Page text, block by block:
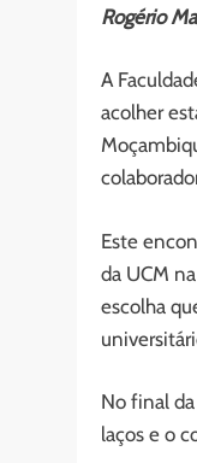
Rogério
A
acolher
Este
da UCM
escolha
No final
laços e o